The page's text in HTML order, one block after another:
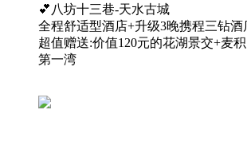
💕八坊十三巷-天水古城
全程舒适型酒店+升级3晚携程三钻酒
超值赠送:价值120元的花湖景交+麦
第一湾